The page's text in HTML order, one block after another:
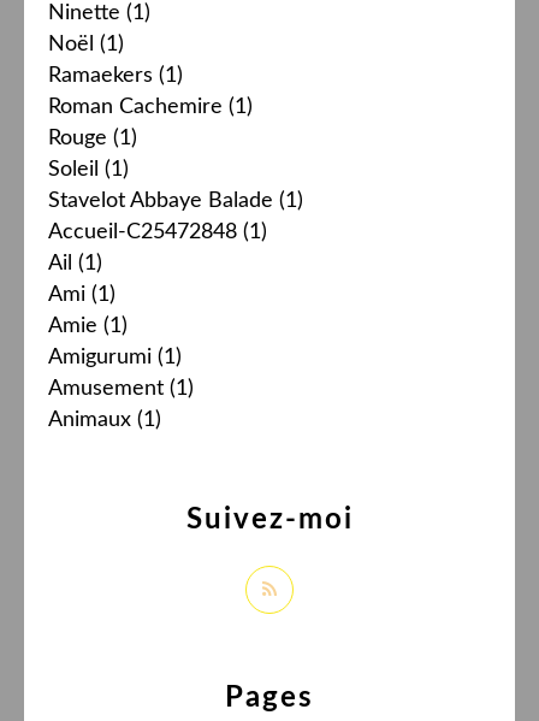
Ninette (1)
Noël (1)
Ramaekers (1)
Roman Cachemire (1)
Rouge (1)
Soleil (1)
Stavelot Abbaye Balade (1)
Accueil-C25472848 (1)
Ail (1)
Ami (1)
Amie (1)
Amigurumi (1)
Amusement (1)
Animaux (1)
Pages
Suivez-moi